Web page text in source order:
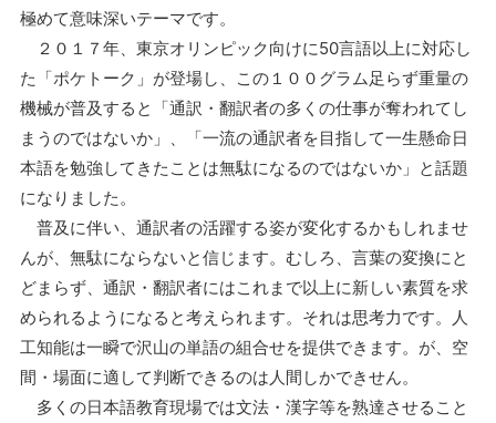
極めて意味深いテーマです。
２０１７年、東京オリンピック向けに50言語以上に対応し
た「ポケトーク」が登場し、この１００グラム足らず重量の
機械が普及すると「通訳・翻訳者の多くの仕事が奪われてし
まうのではないか」、「一流の通訳者を目指して一生懸命日
本語を勉強してきたことは無駄になるのではないか」と話題
になりました。
普及に伴い、通訳者の活躍する姿が変化するかもしれませ
んが、無駄にならないと信じます。むしろ、言葉の変換にと
どまらず、通訳・翻訳者にはこれまで以上に新しい素質を求
められるようになると考えられます。それは思考力です。人
工知能は一瞬で沢山の単語の組合せを提供できます。が、空
間・場面に適して判断できるのは人間しかできせん。
多くの日本語教育現場では文法・漢字等を熟達させること